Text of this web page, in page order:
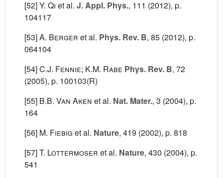
[52]Y. Qi et al. J. Appl. Phys., 111 (2012), p.
104117
[53]A. Berger et al. Phys. Rev. B, 85 (2012), p.
064104
[54]C.J. Fennie; K.M. Rabe Phys. Rev. B, 72
(2005), p. 100103(R)
[55] B.B. Van Aken et al. Nat. Mater., 3 (2004), p.
164
[56] M. Fiebig et al. Nature, 419 (2002), p. 818
[57]T. Lottermoser et al. Nature, 430 (2004), p.
541